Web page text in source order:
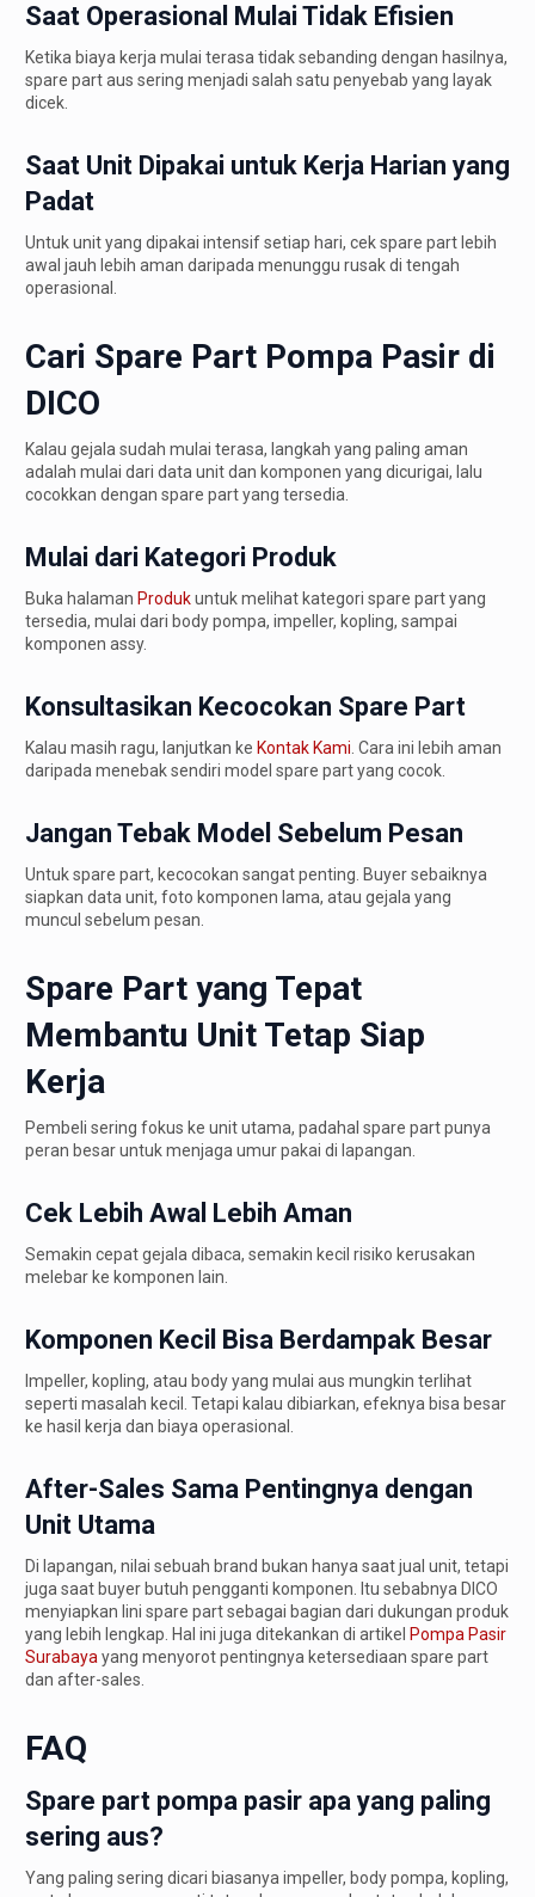
Saat Operasional Mulai Tidak Efisien
Ketika biaya kerja mulai terasa tidak sebanding dengan hasilnya,
spare part aus sering menjadi salah satu penyebab yang layak
dicek.
Saat Unit Dipakai untuk Kerja Harian yang
Padat
Untuk unit yang dipakai intensif setiap hari, cek spare part lebih
awal jauh lebih aman daripada menunggu rusak di tengah
operasional.
Cari Spare Part Pompa Pasir di
DICO
Kalau gejala sudah mulai terasa, langkah yang paling aman
adalah mulai dari data unit dan komponen yang dicurigai, lalu
cocokkan dengan spare part yang tersedia.
Mulai dari Kategori Produk
Buka halaman Produkuntuk melihat kategori spare part yang
tersedia, mulai dari body pompa, impeller, kopling, sampai
komponen assy.
Konsultasikan Kecocokan Spare Part
Kalau masih ragu, lanjutkan ke Kontak Kami . Cara ini lebih aman
daripada menebak sendiri model spare part yang cocok.
Jangan Tebak Model Sebelum Pesan
Untuk spare part, kecocokan sangat penting. Buyer sebaiknya
siapkan data unit, foto komponen lama, atau gejala yang
muncul sebelum pesan.
Spare Part yang Tepat
Membantu Unit Tetap Siap
Kerja
Pembeli sering fokus ke unit utama, padahal spare part punya
peran besar untuk menjaga umur pakai di lapangan.
Cek Lebih Awal Lebih Aman
Semakin cepat gejala dibaca, semakin kecil risiko kerusakan
melebar ke komponen lain.
Komponen Kecil Bisa Berdampak Besar
Impeller, kopling, atau body yang mulai aus mungkin terlihat
seperti masalah kecil. Tetapi kalau dibiarkan, efeknya bisa besar
ke hasil kerja dan biaya operasional.
After-Sales Sama Pentingnya dengan
Unit Utama
Di lapangan, nilai sebuah brand bukan hanya saat jual unit, tetapi
juga saat buyer butuh pengganti komponen. Itu sebabnya DICO
menyiapkan lini spare part sebagai bagian dari dukungan produk
yang lebih lengkap. Hal ini juga ditekankan di artikel Pompa Pasir
Surabaya yang menyorot pentingnya ketersediaan spare part
dan after-sales.
FAQ
Spare part pompa pasir apa yang paling
sering aus?
Yang paling sering dicari biasanya impeller, body pompa, kopling,